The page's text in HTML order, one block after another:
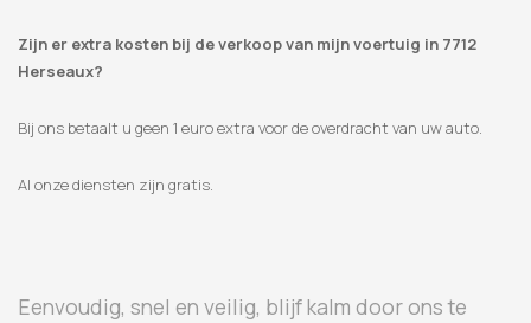
Zijn er extra kosten bij de verkoop van mijn voertuig in 7712
Herseaux?
Bij ons betaalt u geen 1 euro extra voor de overdracht van uw auto.
Al onze diensten zijn gratis.
Eenvoudig, snel en veilig, blijf kalm door ons te